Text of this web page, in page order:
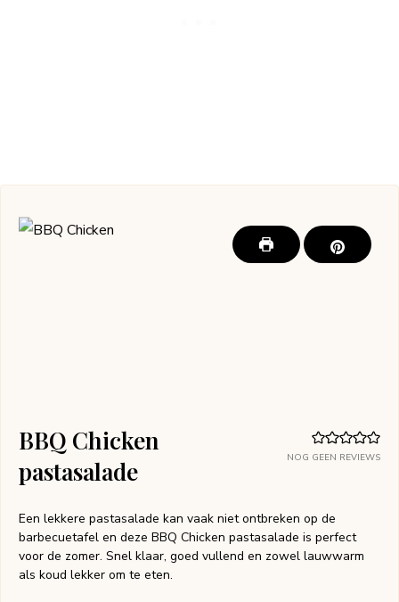
NOG GEEN REVIEWS
BBQ Chicken
pastasalade
Een lekkere pastasalade kan vaak niet ontbreken op de
barbecuetafel en deze BBQ Chicken pastasalade is perfect
voor de zomer. Snel klaar, goed vullend en zowel lauwwarm
als koud lekker om te eten.